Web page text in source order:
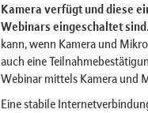
Kamera verfügt und diese
Webinars eingeschaltet
kann, wenn Kamera und
auch eine
Webinar mittels Kamera und
Eine stabile